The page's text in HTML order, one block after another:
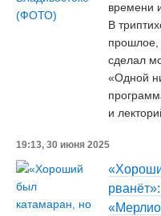
времени
В
сделал
«Одной
и
19:13, 30 июня 2025